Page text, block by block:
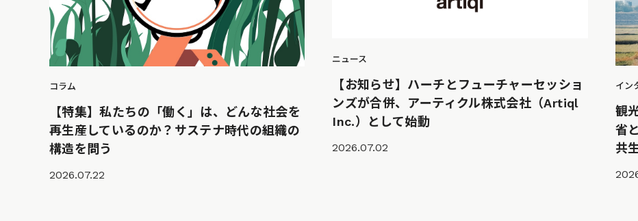
コラム
【特集】私たちの「働く」は、どんな社会を
再生産しているのか？サステナ時代の組織の
構造を問う
2026.07.22
ニュース
【お知らせ】ハーチとフューチャーセッショ
ンズが合併、アーティクル株式会社（Artiql
Inc.）として始動
2026.07.02
イン
観
省
共